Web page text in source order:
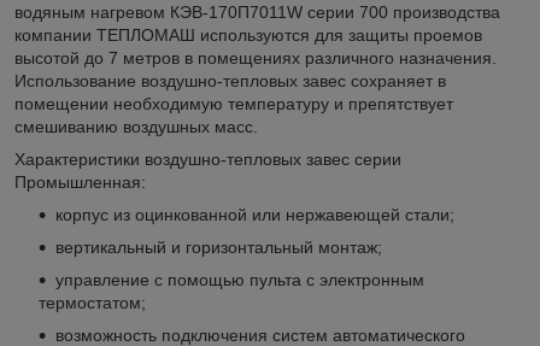
водяным нагревом КЭВ-170П7011W серии 700 производства
компании ТЕПЛОМАШ используются для защиты проемов
высотой до 7 метров в помещениях различного назначения.
Использование воздушно-тепловых завес сохраняет в
помещении необходимую температуру и препятствует
смешиванию воздушных масс.
Характеристики воздушно-тепловых завес серии
Промышленная:
корпус из оцинкованной или нержавеющей стали;
вертикальный и горизонтальный монтаж;
управление с помощью пульта с электронным
термостатом;
возможность подключения систем автоматического